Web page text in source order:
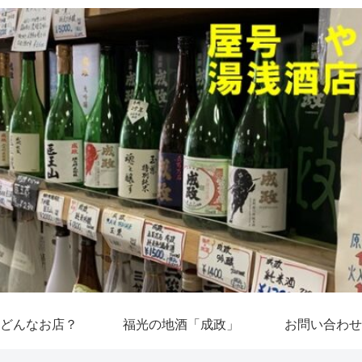
どんなお店？ 福光の地酒「成政」 お問い合わせ